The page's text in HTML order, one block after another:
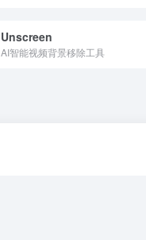
Unscreen
AI智能视频背景移除工具